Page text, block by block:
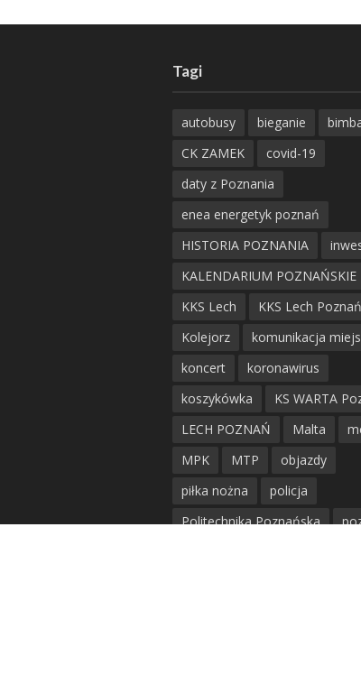
Tagi
autobusy bieganie
CK ZAMEK
covid-19
daty z Poznania
enea energetyk poznań
HISTORIA POZNANIA
KALENDARIUM POZNAŃSKIE
KKS Lech
KKS Lech Poznań
Kolejorz
komunikacja
koncert
koronawirus
koszykówka
KS WARTA
LECH POZNAŃ
Malta
MPK
MTP
objazdy
piłka nożna
policja
Politechnika Poznańska